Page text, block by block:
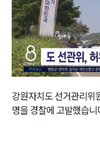
강원자치도 선거관리위
명을 경찰에 고발했습니